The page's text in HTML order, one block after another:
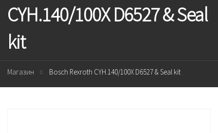
CYH.140/100X D6527 & Seal
kit
Магазин Bosch Rexroth CYH.140/100X D6527 & Seal kit